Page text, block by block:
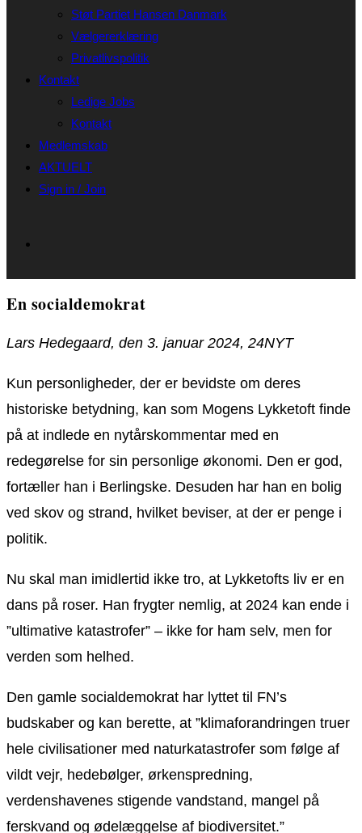
Støt Partiet Hansen Danmark
Vælgererklæring
Privatlivspolitik
Kontakt
Ledige Jobs
Kontakt
Medlemskab
AKTUELT
Sign in / Join
En socialdemokrat
Lars Hedegaard, den 3. januar 2024, 24NYT
Kun personligheder, der er bevidste om deres
historiske betydning, kan som Mogens Lykketoft finde
på at indlede en nytårskommentar med en
redegørelse for sin personlige økonomi. Den er god,
fortæller han i Berlingske. Desuden har han en bolig
ved skov og strand, hvilket beviser, at der er penge i
politik.
Nu skal man imidlertid ikke tro, at Lykketofts liv er en
dans på roser. Han frygter nemlig, at 2024 kan ende i
”ultimative katastrofer” – ikke for ham selv, men for
verden som helhed.
Den gamle socialdemokrat har lyttet til FN’s
budskaber og kan berette, at ”klimaforandringen truer
hele civilisationer med naturkatastrofer som følge af
vildt vejr, hedebølger, ørkenspredning,
verdenshavenes stigende vandstand, mangel på
ferskvand og ødelæggelse af biodiversitet.”